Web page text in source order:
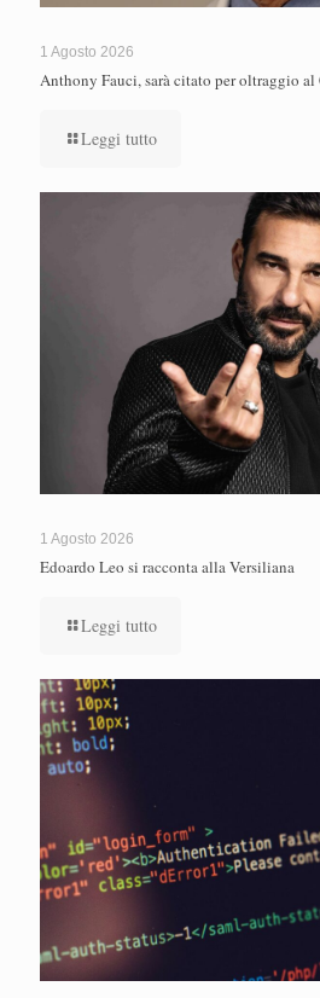
1 Agosto 2026
Anthony Fauci, sarà citato per oltraggio al
Leggi tutto
1 Agosto 2026
Edoardo Leo si racconta alla Versiliana
Leggi tutto